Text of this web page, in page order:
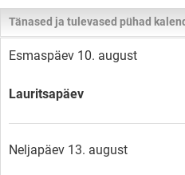
Tänased ja tulevased pühad
Esmaspäev 10. august
Lauritsapäev
Neljapäev 13. august